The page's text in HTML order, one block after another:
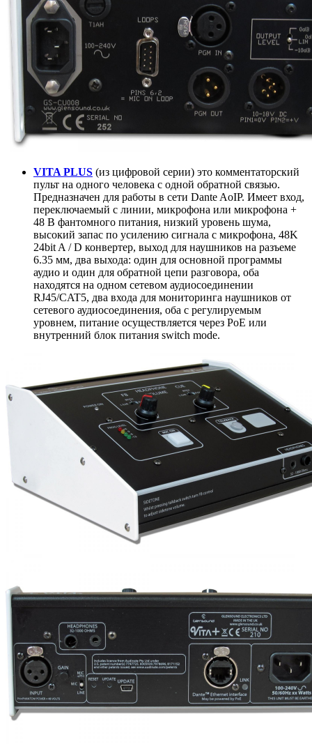
VITA PLUS (из цифровой серии) это комментаторский
пульт на одного человека с одной обратной связью.
Предназначен для работы в сети Dante AoIP. Имеет вход,
переключаемый с линии, микрофона или микрофона +
48 В фантомного питания, низкий уровень шума,
высокий запас по усилению сигнала с микрофона, 48K
24bit A / D конвертер, выход для наушников на разъеме
6.35 мм, два выхода: один для основной программы
аудио и один для обратной цепи разговора, оба
находятся на одном сетевом аудиосоединении
RJ45/CAT5, два входа для мониторинга наушников от
сетевого аудиосоединения, оба с регулируемым
уровнем, питание осуществляется через PoE или
внутренний блок питания switch mode.